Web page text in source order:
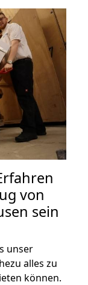
von
sein
unser
alles zu
können.